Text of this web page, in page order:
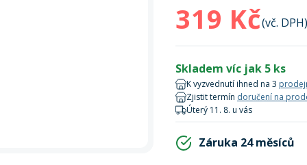
319 Kč(vč. DPH)
Skladem víc jak 5 ks
K vyzvednutí ihned na 3
Zjistit termín doručení na
Úterý 11. 8. u vás
Záruka 24 měsíců